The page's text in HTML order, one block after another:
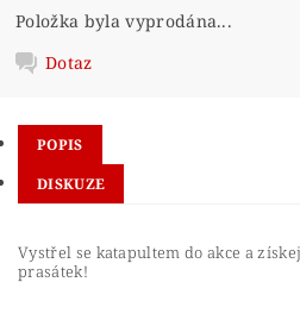
Položka byla vyprodána...
Dotaz
POPIS
DISKUZE
Vystřel se katapultem do akce a
prasátek!